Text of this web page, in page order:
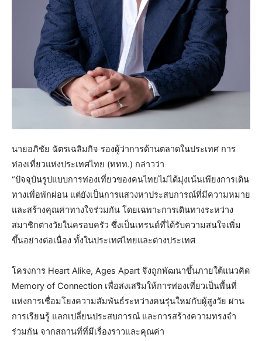
นายอภิชัย ฉัตรเฉลิมกิจ รองผู้ว่าการด้านตลาดในประเทศ การ
ท่องเที่ยวแห่งประเทศไทย (ททท.) กล่าวว่า
“ปัจจุบันรูปแบบการท่องเที่ยวของคนไทยไม่ได้มุ่งเน้นเพียงการเดิน
ทางเพื่อพักผ่อน แต่ยังเป็นการแสวงหาประสบการณ์ที่มีความหมาย
และสร้างคุณค่าทางใจร่วมกัน โดยเฉพาะการเดินทางระหว่าง
สมาชิกต่างวัยในครอบครัว ซึ่งเป็นเทรนด์ที่ได้รับความสนใจเพิ่ม
ขึ้นอย่างต่อเนื่อง ทั้งในประเทศไทยและต่างประเทศ
โครงการ Heart Alike, Ages Apart จึงถูกพัฒนาขึ้นภายใต้แนวคิด
Memory of Connection เพื่อส่งเสริมให้การท่องเที่ยวเป็นพื้นที่
แห่งการเชื่อมโยงความสัมพันธ์ระหว่างคนรุ่นใหม่กับผู้สูงวัย ผ่าน
การเรียนรู้ แลกเปลี่ยนประสบการณ์ และการสร้างความทรงจำ
ร่วมกัน จากสถานที่ที่มีเรื่องราวและคุณค่า